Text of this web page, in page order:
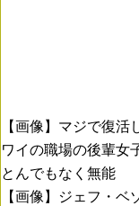
【画像】マジで復
ワイの職場の後輩女
とんでもなく無能
【画像】ジェフ・